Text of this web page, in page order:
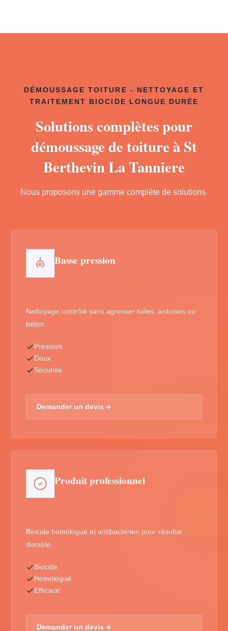
DÉMOUSSAGE TOITURE - NETTOYAGE ET
TRAITEMENT BIOCIDE LONGUE DURÉE
Solutions complètes pour
démoussage de toiture à St
Berthevin La Tanniere
Nous proposons une gamme complète de solutions.
Basse pression
Nettoyage contrôlé sans agresser tuiles, ardoises ou
béton.
Pression
Doux
Sécurisé
Demander un devis
Produit professionnel
Biocide homologué et antibactérien pour résultat
durable.
Biocide
Homologué
Efficace
Demander un devis